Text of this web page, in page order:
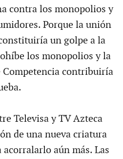
contra los monopolios y
Porque la unión
un golpe a la
los monopolios y la
Competencia contribuiría
Televisa y TV Azteca
de una nueva criatura
aún más. Las